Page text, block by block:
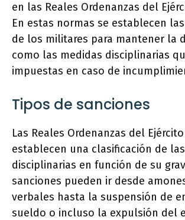
en las Reales Ordenanzas del
En estas normas se establecen
de los militares para mantener la
como las medidas disciplinarias
impuestas en caso de
Tipos de sanciones
Las Reales Ordenanzas del
establecen una clasificación de
disciplinarias en función de su
sanciones pueden ir desde
verbales hasta la suspensión de
sueldo o incluso la expulsión del